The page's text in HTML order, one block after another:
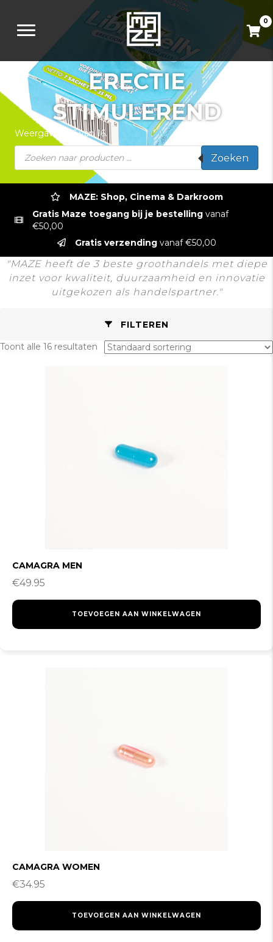
0
ERECTIE
STIMULEREND
Weergave 1-16 van 16.
Producten
zoeken Zoeken
MAZE: Shop, Cinema & Darkroom
Gratis Maze toegang bij je bestelling vanaf
€50,00
Gratis verzendingvanaf €50,00
"MAZE heeft de 3 beste groothandels met diepe
inzet voor kwaliteit, duurzaamheid en innovatie
uitgekozen als handelspartner."
FILTEREN
Toont alle 16 resultaten
CAMAGRA MEN
€49.95
TOEVOEGEN AAN WINKELWAGEN
CAMAGRA WOMEN
€34.95
TOEVOEGEN AAN WINKELWAGEN